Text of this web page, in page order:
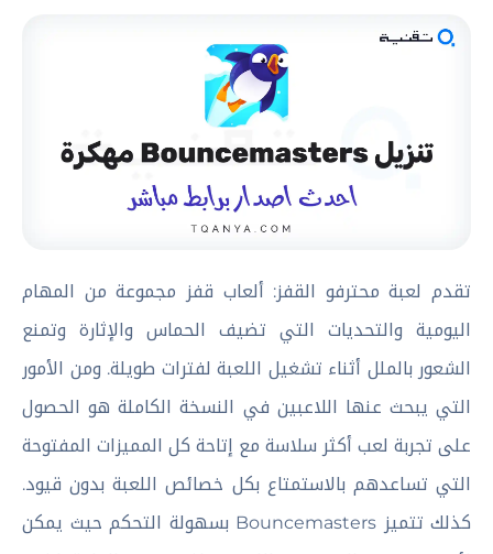
تقدم لعبة محترفو القفز: ألعاب قفز مجموعة من المهام
اليومية والتحديات التي تضيف الحماس والإثارة وتمنع
الشعور بالملل أثناء تشغيل اللعبة لفترات طويلة. ومن الأمور
التي يبحث عنها اللاعبين في النسخة الكاملة هو الحصول
على تجربة لعب أكثر سلاسة مع إتاحة كل المميزات المفتوحة
التي تساعدهم بالاستمتاع بكل خصائص اللعبة بدون قيود.
كذلك تتميز Bouncemasters بسهولة التحكم حيث يمكن